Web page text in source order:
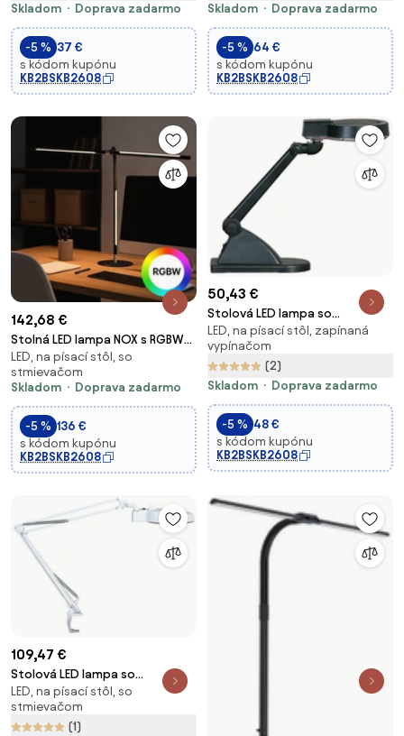
Skladom
Doprava zadarmo
-5 % 37 €
s kódom kupónu
KB2BSKB2608
Skladom
Doprava zadarmo
-5 % 64 €
s kódom kupónu
KB2BSKB2608
142,68 €
Stolná LED lampa NOX s RGBW
efektmi, základňa, diaľkový
ovládač
LED, na písací stôl, so
stmievačom
Skladom
Doprava zadarmo
-5 % 136 €
s kódom kupónu
KB2BSKB2608
50,43 €
Stolová LED lampa so
zväčšovacou lupou, čierna
LED, na písací stôl, zapínaná
vypínačom
(2)
Skladom
Doprava zadarmo
-5 % 48 €
s kódom kupónu
KB2BSKB2608
109,47 €
Stolová LED lampa so
zväčšovacou lupou
LED, na písací stôl, so
stmievačom
(1)